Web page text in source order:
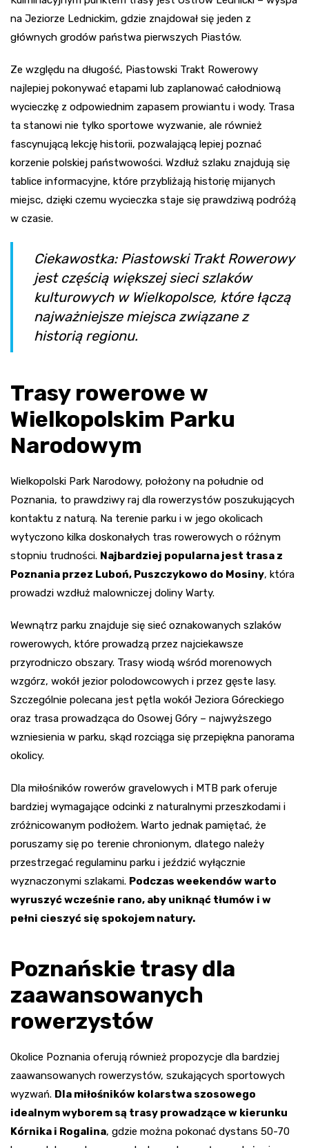
na Jeziorze Lednickim, gdzie znajdował się jeden z
głównych grodów państwa pierwszych Piastów.
Ze względu na długość, Piastowski Trakt Rowerowy
najlepiej pokonywać etapami lub zaplanować całodniową
wycieczkę z odpowiednim zapasem prowiantu i wody. Trasa
ta stanowi nie tylko sportowe wyzwanie, ale również
fascynującą lekcję historii, pozwalającą lepiej poznać
korzenie polskiej państwowości. Wzdłuż szlaku znajdują się
tablice informacyjne, które przybliżają historię mijanych
miejsc, dzięki czemu wycieczka staje się prawdziwą podróżą
w czasie.
Ciekawostka: Piastowski Trakt Rowerowy
jest częścią większej sieci szlaków
kulturowych w Wielkopolsce, które łączą
najważniejsze miejsca związane z
historią regionu.
Trasy rowerowe w
Wielkopolskim Parku
Narodowym
Wielkopolski Park Narodowy, położony na południe od
Poznania, to prawdziwy raj dla rowerzystów poszukujących
kontaktu z naturą. Na terenie parku i w jego okolicach
wytyczono kilka doskonałych tras rowerowych o różnym
stopniu trudności. Najbardziej popularna jest trasa z
Poznania przez Luboń, Puszczykowo do Mosiny, która
prowadzi wzdłuż malowniczej doliny Warty.
Wewnątrz parku znajduje się sieć oznakowanych szlaków
rowerowych, które prowadzą przez najciekawsze
przyrodniczo obszary. Trasy wiodą wśród morenowych
wzgórz, wokół jezior polodowcowych i przez gęste lasy.
Szczególnie polecana jest pętla wokół Jeziora Góreckiego
oraz trasa prowadząca do Osowej Góry – najwyższego
wzniesienia w parku, skąd rozciąga się przepiękna panorama
okolicy.
Dla miłośników rowerów gravelowych i MTB park oferuje
bardziej wymagające odcinki z naturalnymi przeszkodami i
zróżnicowanym podłożem. Warto jednak pamiętać, że
poruszamy się po terenie chronionym, dlatego należy
przestrzegać regulaminu parku i jeździć wyłącznie
wyznaczonymi szlakami. Podczas weekendów warto
wyruszyć wcześnie rano, aby uniknąć tłumów i w
pełni cieszyć się spokojem natury.
Poznańskie trasy dla
zaawansowanych
rowerzystów
Okolice Poznania oferują również propozycje dla bardziej
zaawansowanych rowerzystów, szukających sportowych
wyzwań. Dla miłośników kolarstwa szosowego
idealnym wyborem są trasy prowadzące w kierunku
Kórnika i Rogalina, gdzie można pokonać dystans 50-70